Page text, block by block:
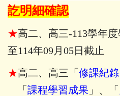
訖明細確認
★高二、高三-113學年
至114年09月05日截止
★高二、高三「修課紀錄
「 課程學習成果 」 、 「